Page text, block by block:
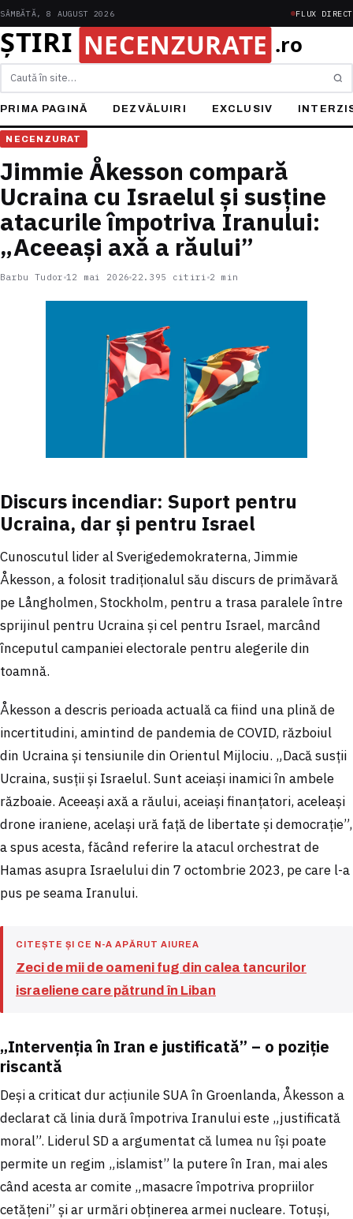
SÂMBĂTĂ, 8 AUGUST 2026 FLUX DIRECT
Caută
PRIMA PAGINĂ DEZVĂLUIRI EXCLUSIV
NECENZURAT
Jimmie Åkesson compară
Ucraina cu Israelul și susține
atacurile împotriva Iranului:
„Aceeași axă a răului”
Barbu Tudor 12 mai 2026 22.395 citiri 2 min
Discurs incendiar: Suport pentru
Ucraina, dar și pentru Israel
Cunoscutul lider al Sverigedemokraterna, Jimmie
Åkesson, a folosit tradiționalul său discurs de primăvară
pe Långholmen, Stockholm, pentru a trasa paralele între
sprijinul pentru Ucraina și cel pentru Israel, marcând
începutul campaniei electorale pentru alegerile din
toamnă.
Åkesson a descris perioada actuală ca fiind una plină de
incertitudini, amintind de pandemia de COVID, războiul
din Ucraina și tensiunile din Orientul Mijlociu. „Dacă susții
Ucraina, susții și Israelul. Sunt aceiași inamici în ambele
războaie. Aceeași axă a răului, aceiași finanțatori, aceleași
drone iraniene, același ură față de libertate și democrație”,
a spus acesta, făcând referire la atacul orchestrat de
Hamas asupra Israelului din 7 octombrie 2023, pe care l-a
pus pe seama Iranului.
CITEȘTE ȘI CE N-A APĂRUT AIUREA
Zeci de mii de oameni fug din calea tancurilor
israeliene care pătrund în Liban
„Intervenția în Iran e justificată” – o poziție
riscantă
Deși a criticat dur acțiunile SUA în Groenlanda, Åkesson a
declarat că linia dură împotriva Iranului este „justificată
moral”. Liderul SD a argumentat că lumea nu își poate
permite un regim „islamist” la putere în Iran, mai ales
când acesta ar comite „masacre împotriva propriilor
cetățeni” și ar urmări obținerea armei nucleare. Totuși,